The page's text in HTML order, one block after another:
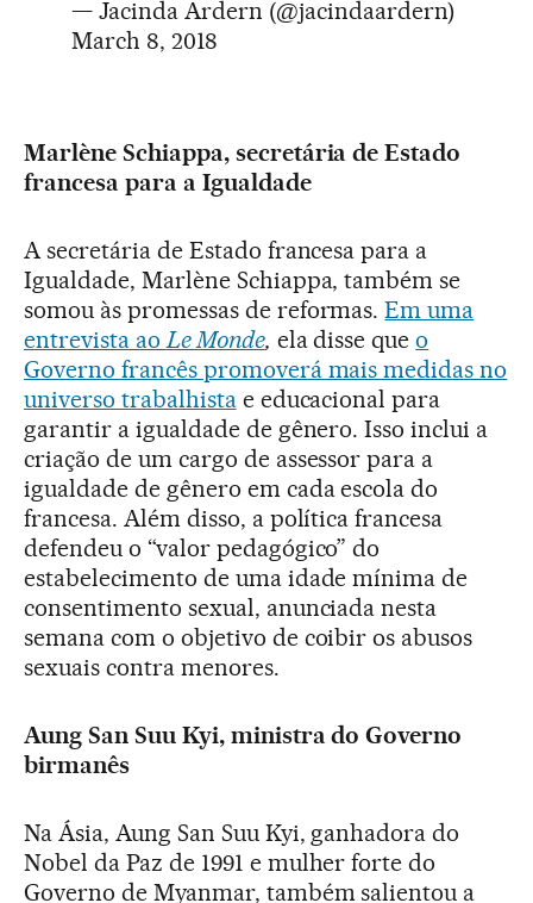
— Jacinda Ardern (@jacindaardern)
March 8, 2018
Marlène Schiappa, secretária de Estado
francesa para a Igualdade
A secretária de Estado francesa para a
Igualdade, Marlène Schiappa, também se
somou às promessas de reformas.Em uma
entrevista aoLe Monde, ela disse queo
Governo francês promoverá mais medidas no
universo trabalhistae educacional para
garantir a igualdade de gênero. Isso inclui a
criação de um cargo de assessor para a
igualdade de gênero em cada escola do
francesa. Além disso, a política francesa
defendeu o “valor pedagógico” do
estabelecimento de uma idade mínima de
consentimento sexual, anunciada nesta
semana com o objetivo de coibir os abusos
sexuais contra menores.
Aung San Suu Kyi, ministra do Governo
birmanês
Na Ásia, Aung San Suu Kyi, ganhadora do
Nobel da Paz de 1991 e mulher forte do
Governo de Myanmar, também salientou a